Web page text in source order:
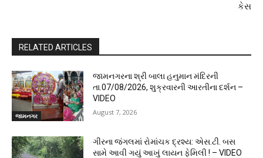
કેસ
RELATED ARTICLES
જામનગર
જામનગરના શ્રી બાલા હનુમાન મંદિરની
તા.07/08/2026, શુક્રવારની આરતીના દર્શન –
VIDEO
August 7, 2026
ગીરના જંગલમાં રોમાંચક દ્રશ્ય: એસ.ટી. બસ
સામે આવી ગયું આખું લાયન ફેમિલી ! – VIDEO